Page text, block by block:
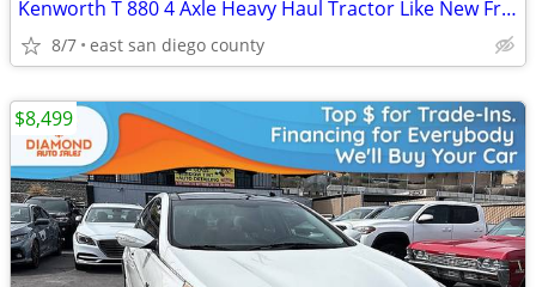
Kenworth T 880 4 Axle Heavy Haul Tractor Like New Fresh Engine!
8/7 east san diego county
$8,499